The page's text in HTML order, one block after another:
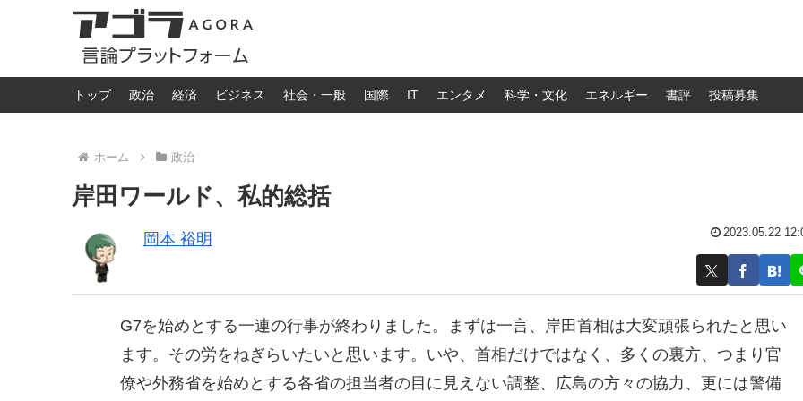
トップ 政治 経済 ビジネス 社会・一般 国際 IT エンタメ 科学・文化 エネルギー 書評 投稿募集
ホーム 政治
岸田ワールド、私的総括
岡本 裕明 2023.05.22
G7を始めとする一連の行事が終わりました。まずは一言、岸田首相は大変頑張られたと思い
ます。その労をねぎらいたいと思います。いや、首相だけではなく、多くの裏方、つまり官
僚や外務省を始めとする各省の担当者の目に見えない調整、広島の方々の協力、更には警備